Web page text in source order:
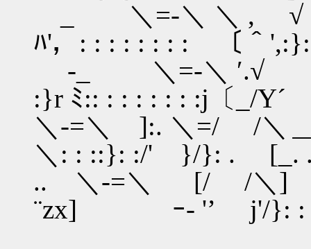
_ ＼=-＼ ＼
ﾊ'，: : : : : : : : 〔＾
-_ ＼=-＼
:}r ﾐ:: : : : : : : :j〔_/
＼-=＼ ]:. ＼=/ /＼
＼: : ::}: :/' }/}: . [_.
.. ＼-=＼ [/ /＼] .
¨zx] ｰ- '’ j'/}: :